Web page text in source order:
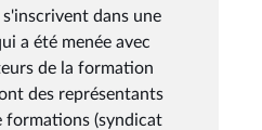
dans une
a été menée avec
de la formation
des représentants
formations (syndicat